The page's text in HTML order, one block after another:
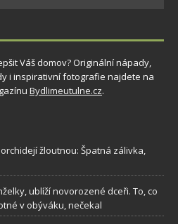
Váš domov? Originální nápady,
i inspirativní fotografie najdete na
Bydlimeutulne.cz.
žloutnou: Špatná zálivka,
ublíží novorozené dceři. To, co
v obýváku, nečekal